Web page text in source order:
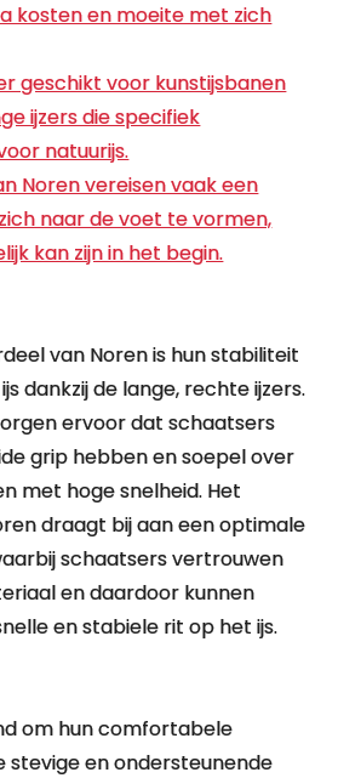
kosten en moeite met zich
geschikt voor kunstijsbanen
ijzers die specifiek
natuurijs.
Noren vereisen vaak een
naar de voet te vormen,
kan zijn in het begin.
van Noren is hun stabiliteit
dankzij de lange, rechte ijzers.
ervoor dat schaatsers
grip hebben en soepel over
met hoge snelheid. Het
draagt bij aan een optimale
schaatsers vertrouwen
en daardoor kunnen
en stabiele rit op het ijs.
om hun comfortabele
stevige en ondersteunende